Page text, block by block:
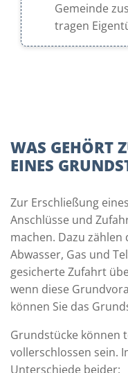
Gemeinde
tragen
WAS GEHÖRT
INES
Zur Erschließung
Anschlüsse und
machen. Dazu zählen
Abwasser, Gas und
gesicherte Zufahrt
wenn diese
können Sie das
Grundstücke können
vollerschlossen sein.
Unterschiede beider: